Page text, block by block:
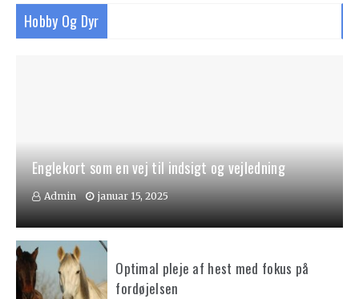
Hobby Og Dyr
Englekort som en vej til indsigt og vejledning
Admin januar 15, 2025
Optimal pleje af hest med fokus på
fordøjelsen